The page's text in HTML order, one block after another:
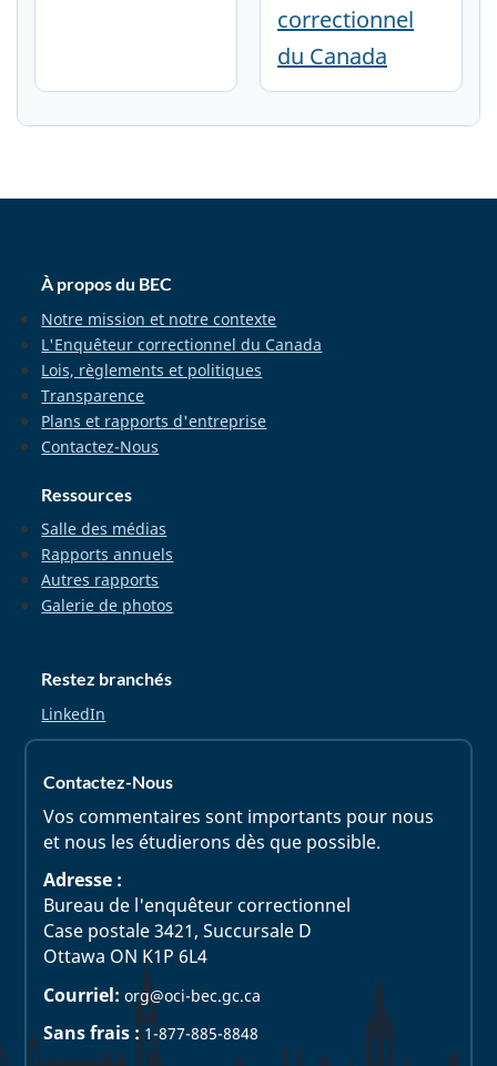
correctionnel
du Canada
À propos du BEC
Notre mission et notre contexte
L'Enquêteur correctionnel du Canada
Lois, règlements et politiques
Transparence
Plans et rapports d'entreprise
Contactez-Nous
Ressources
Salle des médias
Rapports annuels
Autres rapports
Galerie de photos
Restez branchés
LinkedIn
Contactez-Nous
Vos commentaires sont importants pour nous
et nous les étudierons dès que possible.
Adresse :
Bureau de l'enquêteur correctionnel
Case postale 3421, Succursale D
Ottawa ON K1P 6L4
Courriel:org@oci-bec.gc.ca
Sans frais : 1-877-885-8848